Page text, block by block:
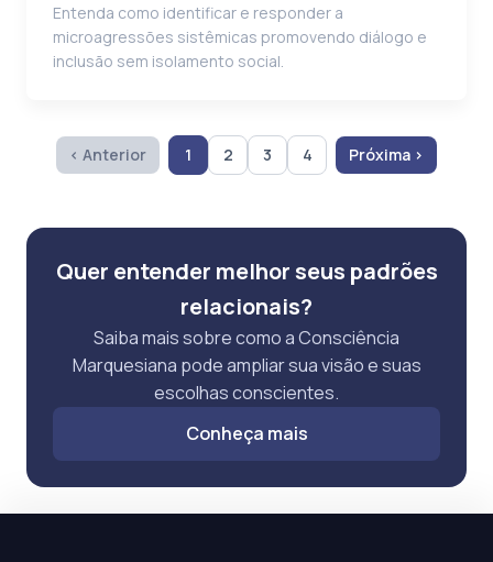
Entenda como identificar e responder a
microagressões sistêmicas promovendo diálogo e
inclusão sem isolamento social.
‹ Anterior 1 2 3 4 Próxima ›
Quer entender melhor seus padrões
relacionais?
Saiba mais sobre como a Consciência
Marquesiana pode ampliar sua visão e suas
escolhas conscientes.
Conheça mais